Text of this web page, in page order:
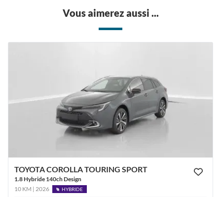
Vous aimerez aussi ...
TOYOTA COROLLA TOURING SPORT
1.8 Hybride 140ch Design
10 KM | 2026
HYBRIDE